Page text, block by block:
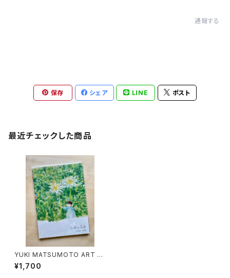
通報する
保存 シェア LINE ポスト
最近チェックした商品
YUKI MATSUMOTO ART B
OOK「記憶の宝箱」
¥1,700